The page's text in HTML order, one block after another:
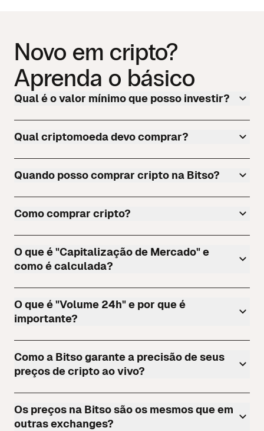
Novo em cripto?
Aprenda o básico
Qual é o valor mínimo que posso investir?
Qual criptomoeda devo comprar?
Quando posso comprar cripto na Bitso?
Como comprar cripto?
O que é "Capitalização de Mercado" e
como é calculada?
O que é "Volume 24h" e por que é
importante?
Como a Bitso garante a precisão de seus
preços de cripto ao vivo?
Os preços na Bitso são os mesmos que em
outras exchanges?